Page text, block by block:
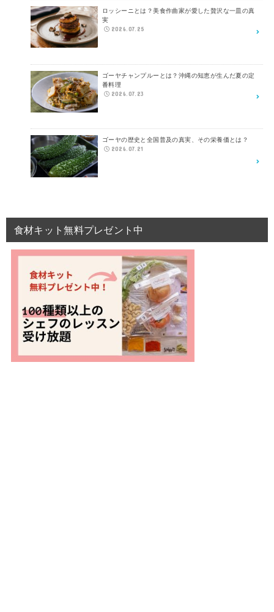
ロッシーニとは？美食作曲家が愛した贅沢な一皿の真
実
2026.07.25
ゴーヤチャンプルーとは？沖縄の知恵が生んだ夏の定
番料理
2026.07.23
ゴーヤの歴史と全国普及の真実、その栄養価とは？
2026.07.21
食材キット無料プレゼント中